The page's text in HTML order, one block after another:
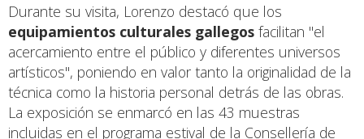
Durante su visita, Lorenzo destacó que los
equipamientos culturales gallegos facilitan "el
acercamiento entre el público y diferentes universos
artísticos", poniendo en valor tanto la originalidad de la
técnica como la historia personal detrás de las obras.
La exposición se enmarcó en las 43 muestras
incluidas en el programa estival de la Consellería de